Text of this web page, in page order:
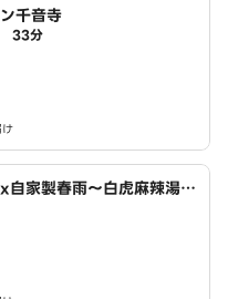
千音寺
33分
自家製春雨～白虎麻辣湯